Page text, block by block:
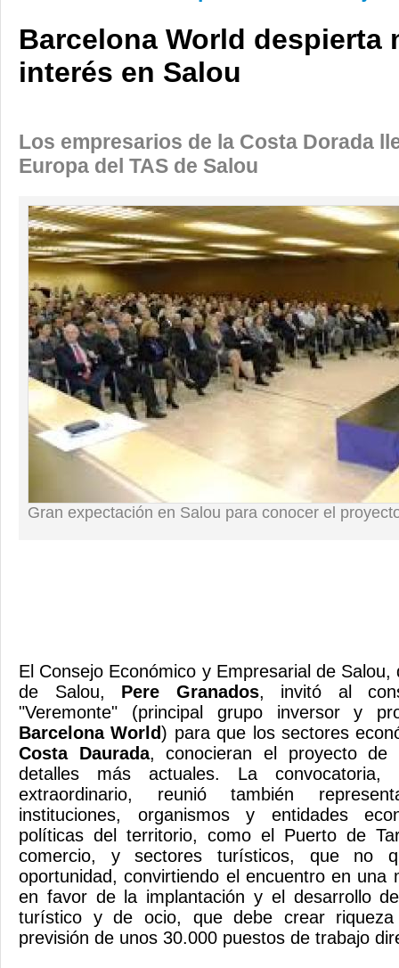
Barcelona World despierta
interés en Salou
Los empresarios de la Costa Dorada
Europa del TAS de Salou
Gran expectación en Salou para conocer el
El Consejo Económico y Empresarial de Salou,
de Salou, Pere Granados, invitó al
"Veremonte" (principal grupo inversor y
Barcelona World) para que los sectores
Costa Daurada, conocieran el proyecto
detalles más actuales. La
extraordinario, reunió también
instituciones, organismos y entidades
políticas del territorio, como el Puerto de
comercio, y sectores turísticos, que no
oportunidad, convirtiendo el encuentro en una
en favor de la implantación y el desarrollo
turístico y de ocio, que debe crear
previsión de unos 30.000 puestos de trabajo